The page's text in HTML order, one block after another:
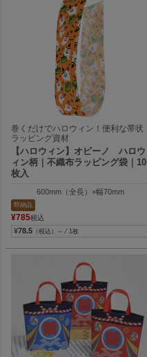
巻くだけでハロウィン！便利な帯状
ラッピング資材
【ハロウィン】オビーノ ハロウ
ィン柄｜不織布ラッピング袋｜10
枚入
600mm（全長）×幅70mm
即納品
¥785税込
¥78.5 （税込）～ ⁄ 1枚